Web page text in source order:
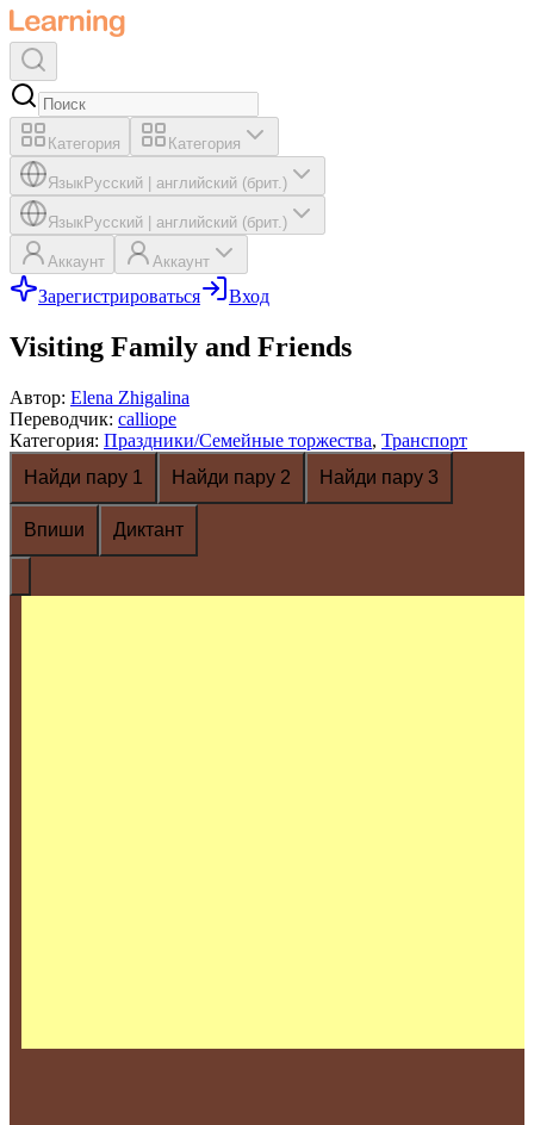
Категория Категория
ЯзыкРусский английский (брит.)
ЯзыкРусский английский (брит.)
Аккаунт Аккаунт
Зарегистрироваться Вход
Visiting Family and Friends
Автор: Elena Zhigalina
Переводчик: calliope
Категория: Праздники/Семейные торжества, Транспорт
Найди пару 1
Найди пару 2 Найди пару 3
Впиши Диктант